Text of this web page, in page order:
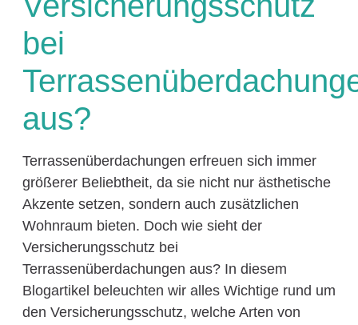
bei
aus?
Terrassenüberdachungen erfreuen sich immer
größerer Beliebtheit, da sie nicht nur ästhetische
Akzente setzen, sondern auch zusätzlichen
Wohnraum bieten. Doch wie sieht der
Versicherungsschutz bei
Terrassenüberdachungen aus? In diesem
Blogartikel beleuchten wir alles Wichtige rund um
den Versicherungsschutz, welche Arten von